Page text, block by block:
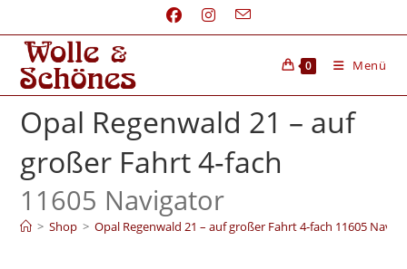
0 Menü
Opal Regenwald 21 – auf
großer Fahrt 4‑fach
11605 Navigator
> Shop > Opal Regenwald 21 – auf großer Fahrt 4‑fach 11605